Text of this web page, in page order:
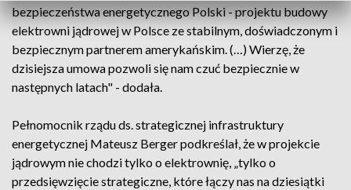
bezpieczeństwa energetycznego Polski - projektu budowy
elektrowni jądrowej w Polsce ze stabilnym, doświadczonym i
bezpiecznym partnerem amerykańskim. (…) Wierzę, że
dzisiejsza umowa pozwoli się nam czuć bezpiecznie w
następnych latach" - dodała.
Pełnomocnik rządu ds. strategicznej infrastruktury
energetycznej Mateusz Berger podkreślał, że w projekcie
jądrowym nie chodzi tylko o elektrownię, „tylko o
przedsięwzięcie strategiczne, które łączy nas na dziesiątki